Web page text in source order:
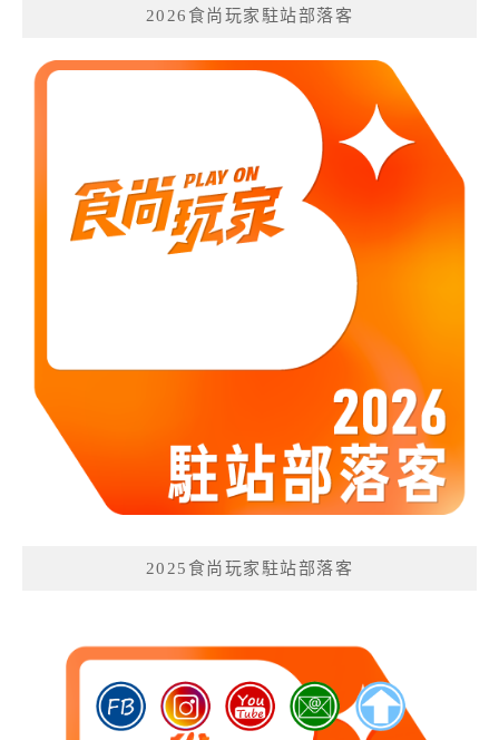
2026食尚玩家駐站部落客
2025食尚玩家駐站部落客